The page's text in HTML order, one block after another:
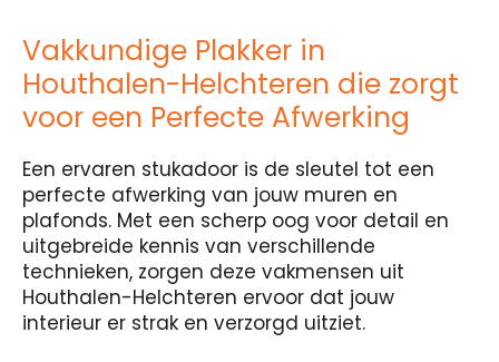
Vakkundige Plakker in
Houthalen-Helchteren die zorgt
voor een Perfecte Afwerking
Een ervaren stukadoor is de sleutel tot een
perfecte afwerking van jouw muren en
plafonds. Met een scherp oog voor detail en
uitgebreide kennis van verschillende
technieken, zorgen deze vakmensen uit
Houthalen-Helchteren ervoor dat jouw
interieur er strak en verzorgd uitziet.